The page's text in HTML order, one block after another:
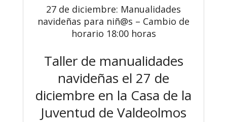
27 de diciembre: Manualidades
navideñas para niñ@s – Cambio de
horario 18:00 horas
Taller de manualidades
navideñas el 27 de
diciembre en la Casa de la
Juventud de Valdeolmos